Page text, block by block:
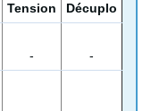
Tension Décuplo
- -